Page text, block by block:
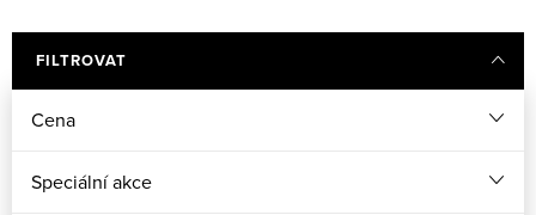
FILTROVAT
Cena
Speciální akce